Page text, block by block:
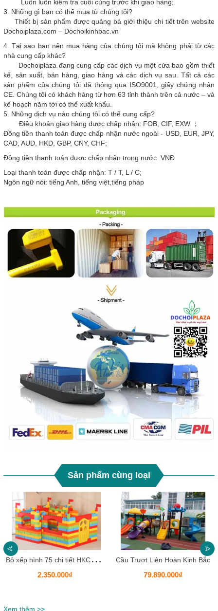
Luôn luôn kiểm tra cuối cùng trước khi giao hàng;
3. Những gì bạn có thể mua từ chúng tôi?
Thiết bị sản phẩm được quảng bá giới thiệu chi tiết trên website
Dochoiplaza.com – Dochoikinhbac.vn
4. Tại sao bạn nên mua hàng của chúng tôi mà không phải từ các
nhà cung cấp khác?
Dochoiplaza đang cung cấp các dịch vụ một cửa bao gồm thiết
kế, sản xuất, bán hàng, giao hàng và các dịch vụ sau. Tất cả các
sản phẩm của chúng tôi đã thông qua ISO9001, giấy chứng nhận
CE. Chúng tôi có khách hàng từ hơn 63 tỉnh thành trên cả nước – và
kế hoạch năm tới có thể xuất khẩu.
5. Những dịch vụ nào chúng tôi có thể cung cấp?
Điều khoản giao hàng được chấp nhận: FOB, CIF, EXW ；
Đồng tiền thanh toán được chấp nhận nước ngoài - USD, EUR, JPY,
CAD, AUD, HKD, GBP, CNY, CHF;
Đồng tiền thanh toán được chấp nhận trong nước VNĐ
Loại thanh toán được chấp nhận: T / T, L / C;
Ngôn ngữ nói: tiếng Anh, tiếng việt,tiếng pháp
Sản phẩm cùng loại
B
ộ xếp hình 75 chi tiết HKCXH15
2.350.000₫
Cầu Trượt Liên Hoàn Kinh Bắc
79.890.000₫
Xem thêm >>